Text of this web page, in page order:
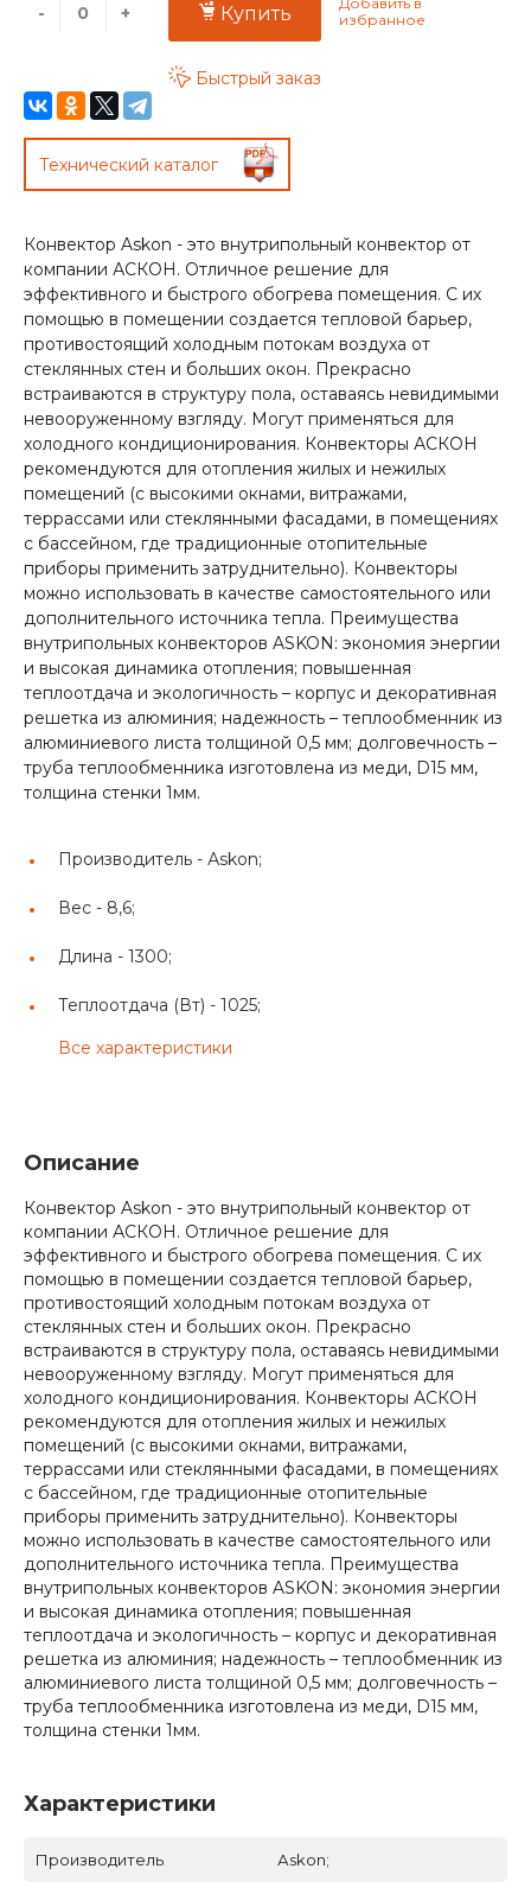
- + Купить
Быстрый заказ
Технический каталог
Конвектор Askon - это внутрипольный конвектор от
компании АСКОН. Отличное решение для
эффективного и быстрого обогрева помещения. С их
помощью в помещении создается тепловой барьер,
противостоящий холодным потокам воздуха от
стеклянных стен и больших окон. Прекрасно
встраиваются в структуру пола, оставаясь невидимыми
невооруженному взгляду. Могут применяться для
холодного кондиционирования. Конвекторы АСКОН
рекомендуются для отопления жилых и нежилых
помещений (с высокими окнами, витражами,
террассами или стеклянными фасадами, в помещениях
с бассейном, где традиционные отопительные
приборы применить затруднительно). Конвекторы
можно использовать в качестве самостоятельного или
дополнительного источника тепла. Преимущества
внутрипольных конвекторов ASKON: экономия энергии
и высокая динамика отопления; повышенная
теплоотдача и экологичность – корпус и декоративная
решетка из алюминия; надежность – теплообменник из
алюминиевого листа толщиной 0,5 мм; долговечность –
труба теплообменника изготовлена из меди, D15 мм,
толщина стенки 1мм.
Производитель - Аskon;
Вес - 8,6;
Длина - 1300;
Теплоотдача (Вт) - 1025;
Все характеристики
Описание
Конвектор Askon - это внутрипольный конвектор от
компании АСКОН. Отличное решение для
эффективного и быстрого обогрева помещения. С их
помощью в помещении создается тепловой барьер,
противостоящий холодным потокам воздуха от
стеклянных стен и больших окон. Прекрасно
встраиваются в структуру пола, оставаясь невидимыми
невооруженному взгляду. Могут применяться для
холодного кондиционирования. Конвекторы АСКОН
рекомендуются для отопления жилых и нежилых
помещений (с высокими окнами, витражами,
террассами или стеклянными фасадами, в помещениях
с бассейном, где традиционные отопительные
приборы применить затруднительно). Конвекторы
можно использовать в качестве самостоятельного или
дополнительного источника тепла. Преимущества
внутрипольных конвекторов ASKON: экономия энергии
и высокая динамика отопления; повышенная
теплоотдача и экологичность – корпус и декоративная
решетка из алюминия; надежность – теплообменник из
алюминиевого листа толщиной 0,5 мм; долговечность –
труба теплообменника изготовлена из меди, D15 мм,
толщина стенки 1мм.
Характеристики
Производитель Аskon;